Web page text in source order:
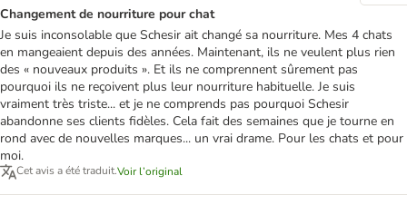
Changement de nourriture pour chat
Je suis inconsolable que Schesir ait changé sa nourriture. Mes 4 chats
en mangeaient depuis des années. Maintenant, ils ne veulent plus rien
des « nouveaux produits ». Et ils ne comprennent sûrement pas
pourquoi ils ne reçoivent plus leur nourriture habituelle. Je suis
vraiment très triste... et je ne comprends pas pourquoi Schesir
abandonne ses clients fidèles. Cela fait des semaines que je tourne en
rond avec de nouvelles marques... un vrai drame. Pour les chats et pour
moi.
Cet avis a été traduit.Voir l’original